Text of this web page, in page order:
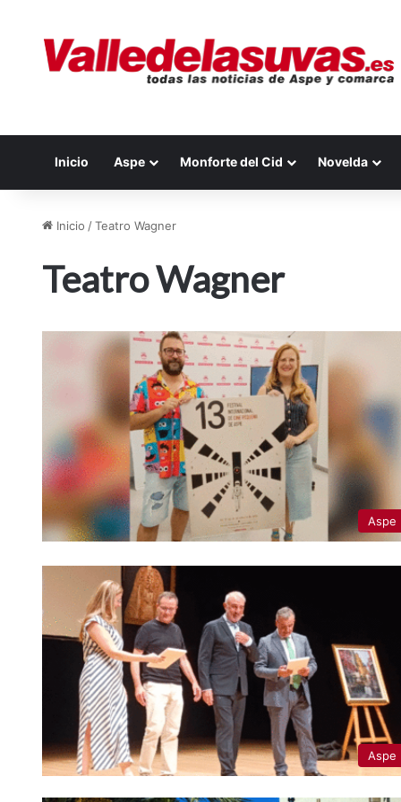
Inicio Aspe Monforte del Cid Novelda
Inicio /Teatro Wagner
Teatro Wagner
Aspe
Aspe